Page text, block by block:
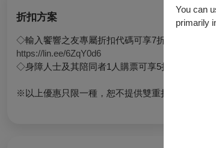
You can
primarily
折扣方案
◇輸入饗響之友專屬折扣代碼可享7折購票優惠，
https://lin.ee/6ZqY0d6
◇身障人士及其陪同者1人購票可享5折優惠（入場
※以上優惠只限一種，恕不提供雙重折扣。